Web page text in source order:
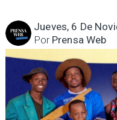
Jueves, 6 De
Prensa Web
Por